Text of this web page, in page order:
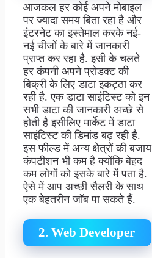
आजकल हर कोई अपने मोबाइल
पर ज्यादा समय बिता रहा है और
इंटरनेट का इस्तेमाल करके नई-
नई चीजों के बारे में जानकारी
प्राप्त कर रहा है. इसी के चलते
हर कंपनी अपने प्रोडक्ट की
बिक्री के लिए डाटा इकट्ठा कर
रही है. एक डाटा साइंटिस्ट को इन
सभी डाटा की जानकारी अच्छे से
होती है इसीलिए मार्केट में डाटा
साइंटिस्ट की डिमांड बढ़ रही है.
इस फील्ड में अन्य क्षेत्रों की बजाय
कंपटीशन भी कम है क्योंकि बेहद
कम लोगों को इसके बारे में पता है.
ऐसे में आप अच्छी सैलरी के साथ
एक बेहतरीन जॉब पा सकते हैं.
2. Web Developer